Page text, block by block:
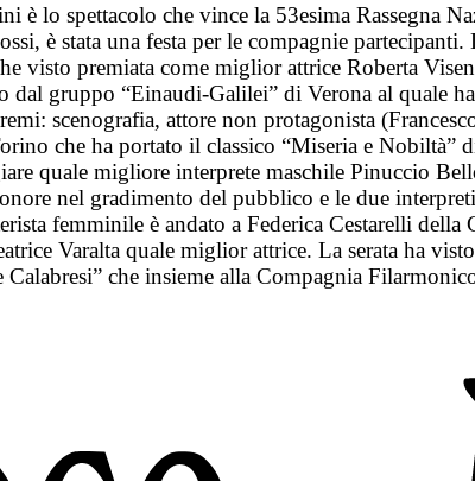
è lo spettacolo che vince la 53esima Rassegna
è stata una festa per le compagnie
visto premiata come miglior attrice Roberta
dal gruppo “Einaudi-Galilei” di Verona al quale
scenografia, attore non protagonista
che ha portato il classico “Miseria e
quale migliore interprete maschile Pinuccio
nel gradimento del pubblico e le due
femminile è andato a Federica Cestarelli
Varalta quale miglior attrice. La serata ha
Calabresi” che insieme alla Compagnia